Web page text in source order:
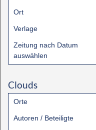
Ort
Verlage
Zeitung nach Datum
auswählen
Clouds
Orte
Autoren / Beteiligte